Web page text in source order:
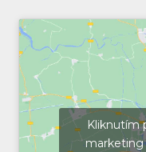
Kliknutím
marketing